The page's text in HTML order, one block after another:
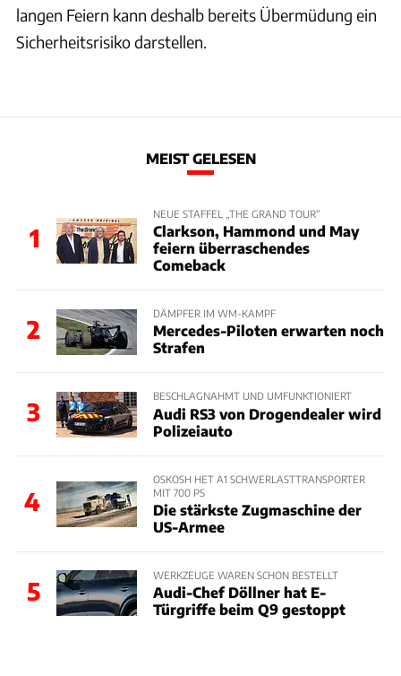
langen Feiern kann deshalb bereits Übermüdung ein
Sicherheitsrisiko darstellen.
MEIST GELESEN
1
NEUE STAFFEL „THE GRAND TOUR“
Clarkson, Hammond und May
feiern überraschendes
Comeback
2
DÄMPFER IM WM-KAMPF
Mercedes-Piloten erwarten noch
Strafen
3
BESCHLAGNAHMT UND UMFUNKTIONIERT
Audi RS3 von Drogendealer wird
Polizeiauto
4
OSKOSH HET A1 SCHWERLASTTRANSPORTER
MIT 700 PS
Die stärkste Zugmaschine der
US-Armee
5
WERKZEUGE WAREN SCHON BESTELLT
Audi-Chef Döllner hat E-
Türgriffe beim Q9 gestoppt